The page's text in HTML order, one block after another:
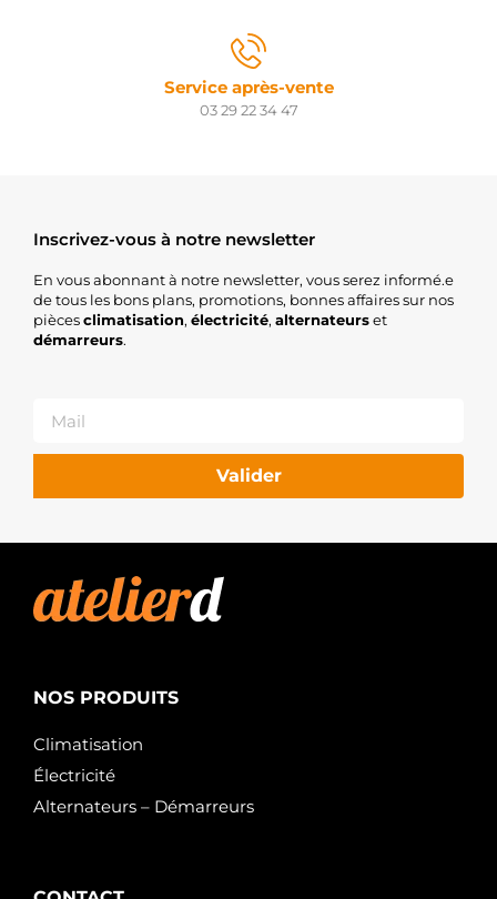
Service après-vente
03 29 22 34 47
Inscrivez-vous à notre newsletter
En vous abonnant à notre newsletter, vous serez informé.e
de tous les bons plans, promotions, bonnes affaires sur nos
piècesclimatisation, électricité, alternateurset
démarreurs.
Valider
NOS PRODUITS
Climatisation
Électricité
Alternateurs – Démarreurs